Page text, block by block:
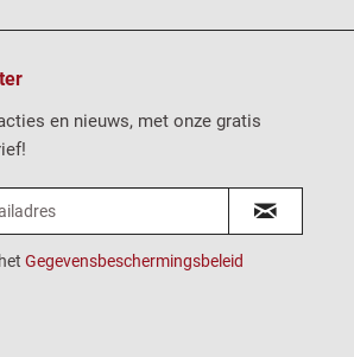
en nieuws, met onze gratis
Gegevensbeschermingsbeleid